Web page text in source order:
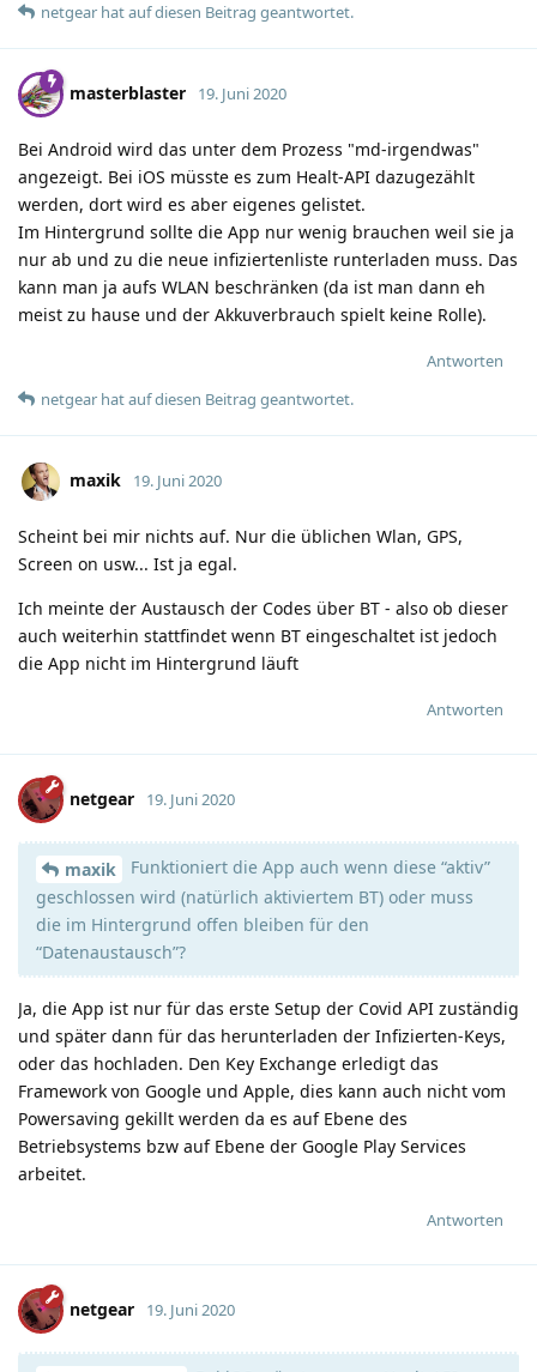
netgear hatauf diesen Beitrag geantwortet.
masterblaster 19. Juni 2020
Bei Android wird das unter dem Prozess "md-irgendwas"
angezeigt. Bei iOS müsste es zum Healt-API dazugezählt
werden, dort wird es aber eigenes gelistet.
Im Hintergrund sollte die App nur wenig brauchen weil sie ja
nur ab und zu die neue infiziertenliste runterladen muss. Das
kann man ja aufs WLAN beschränken (da ist man dann eh
meist zu hause und der Akkuverbrauch spielt keine Rolle).
Antworten
netgear hatauf diesen Beitrag geantwortet.
maxik 19. Juni 2020
Scheint bei mir nichts auf. Nur die üblichen Wlan, GPS,
Screen on usw... Ist ja egal.
Ich meinte der Austausch der Codes über BT - also ob dieser
auch weiterhin stattfindet wenn BT eingeschaltet ist jedoch
die App nicht im Hintergrund läuft
Antworten
netgear 19. Juni 2020
maxik
Funktioniert die App auch wenn diese “aktiv”
geschlossen wird (natürlich aktiviertem BT) oder muss
die im Hintergrund offen bleiben für den
“Datenaustausch”?
Ja, die App ist nur für das erste Setup der Covid API zuständig
und später dann für das herunterladen der Infizierten-Keys,
oder das hochladen. Den Key Exchange erledigt das
Framework von Google und Apple, dies kann auch nicht vom
Powersaving gekillt werden da es auf Ebene des
Betriebsystems bzw auf Ebene der Google Play Services
arbeitet.
Antworten
netgear 19. Juni 2020